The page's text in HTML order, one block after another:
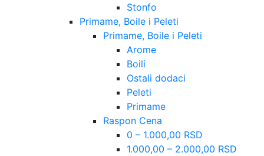
Stonfo
Primame, Boile i Peleti
Primame, Boile i Peleti
Arome
Boili
Ostali dodaci
Peleti
Primame
Raspon Cena
0 – 1.000,00 RSD
1.000,00 – 2.000,00 RSD